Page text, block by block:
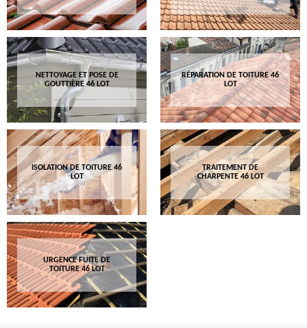
NETTOYAGE ET POSE DE
GOUTTIÈRE 46 LOT
RÉPARATION DE TOITURE 46
LOT
ISOLATION DE TOITURE 46
LOT
TRAITEMENT DE
CHARPENTE 46 LOT
URGENCE FUITE DE
TOITURE 46 LOT